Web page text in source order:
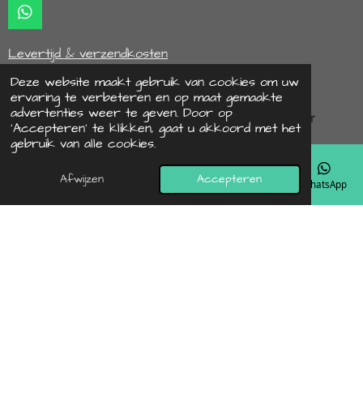
Deze website maakt gebruik van cookies om uw
ervaring te verbeteren en op maat gemaakte
advertenties weer te geven. Door op
‘Accepteren’ te klikken, gaat u akkoord met het
gebruik van alle cookies.
Afwijzen Accepteren
k
W
h
a
t
s
A
p
p
Levertijd & verzendkosten
© 2022 - 2026 hipbyaif
E-mailadres Telefoonnummer Kaart Instagram WhatsApp